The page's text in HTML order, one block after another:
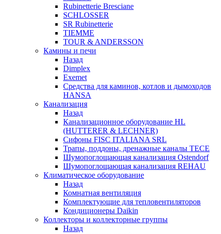
Rubinetterie Bresciane
SCHLOSSER
SR Rubinetterie
TIEMME
TOUR & ANDERSSON
Камины и печи
Назад
Dimplex
Exemet
Средства для каминов, котлов и дымоходов
HANSA
Канализация
Назад
Канализационное оборудование HL
(HUTTERER & LECHNER)
Сифоны FISC ITALIANA SRL
Трапы, поддоны, дренажные каналы TECE
Шумопоглощающая канализация Ostendorf
Шумопоглощающая канализация REHAU
Климатическое оборудование
Назад
Комнатная вентиляция
Комплектующие для тепловентиляторов
Кондиционеры Daikin
Коллекторы и коллекторные группы
Назад